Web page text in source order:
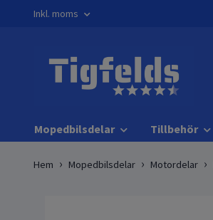
Inkl. moms
Mopedbilsdelar Tillbehör
Hem Mopedbilsdelar Motordelar